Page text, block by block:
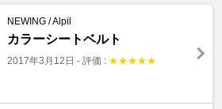
NEWING / Alpil
カラーシートベルト
2017年3月12日 - 評価 : ★★★★★